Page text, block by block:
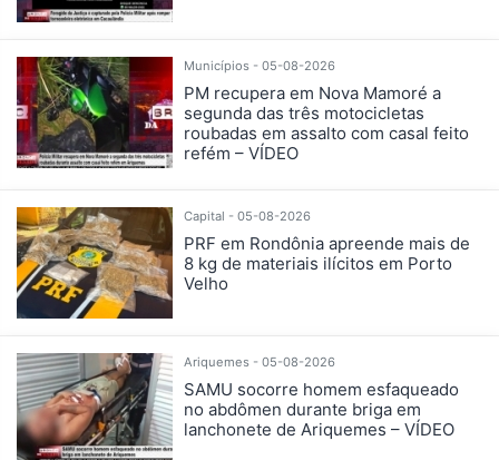
Municípios - 05-08-2026
PM recupera em Nova Mamoré a
segunda das três motocicletas
roubadas em assalto com casal feito
refém – VÍDEO
Capital - 05-08-2026
PRF em Rondônia apreende mais de
8 kg de materiais ilícitos em Porto
Velho
Ariquemes - 05-08-2026
SAMU socorre homem esfaqueado
no abdômen durante briga em
lanchonete de Ariquemes – VÍDEO